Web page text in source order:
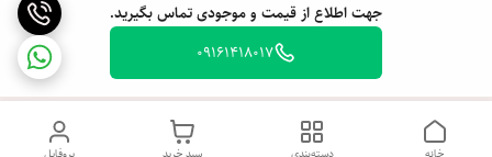
جهت اطلاع از قیمت و موجودی تماس بگیرید.
09161418017